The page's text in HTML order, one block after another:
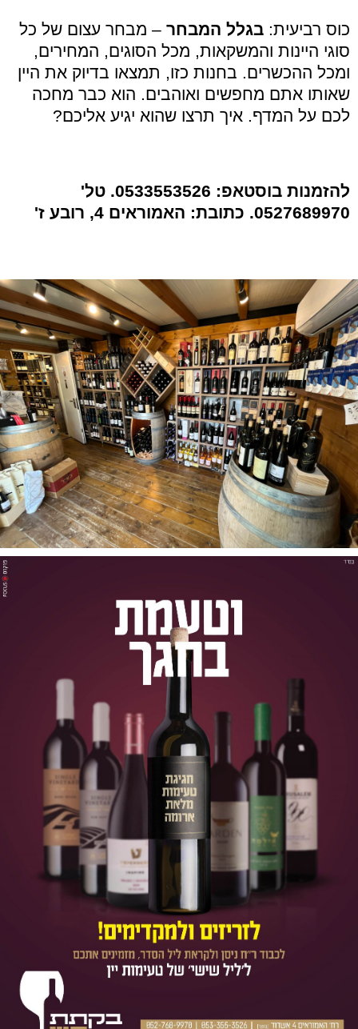
כוס רביעית: בגלל המבחר – מבחר עצום של כל
סוגי היינות והמשקאות, מכל הסוגים, המחירים,
ומכל ההכשרים. בחנות כזו, תמצאו בדיוק את היין
שאותו אתם מחפשים ואוהבים. הוא כבר מחכה
לכם על המדף. איך תרצו שהוא יגיע אליכם?
להזמנות בוסטאפ: 0533553526. טל'
0527689970. כתובת: האמוראים 4, רובע ז'